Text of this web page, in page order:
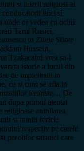
si liderii religiosi ai
conducatorii laici si
unde or vedea cu ochii
Tarul Rusiei,
in Zilele Sfinte
Hussein,
Tzakacalul vrea sa-l
istorie a lumii din
de impielitatii in
ce si cum se afla in
teroriste… De
dupa primul atentat
religioase anihilarea
si inmiit fortele
respectiv pe catele
preotilor satanici care